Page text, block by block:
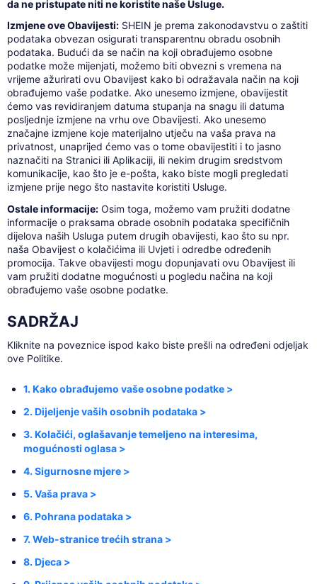
da ne pristupate niti ne koristite naše Usluge.
Izmjene ove Obavijesti:SHEIN je prema zakonodavstvu o zaštiti
podataka obvezan osigurati transparentnu obradu osobnih
podataka. Budući da se način na koji obrađujemo osobne
podatke može mijenjati, možemo biti obvezni s vremena na
vrijeme ažurirati ovu Obavijest kako bi odražavala način na koji
obrađujemo vaše podatke. Ako unesemo izmjene, obavijestit
ćemo vas revidiranjem datuma stupanja na snagu ili datuma
posljednje izmjene na vrhu ove Obavijesti. Ako unesemo
značajne izmjene koje materijalno utječu na vaša prava na
privatnost, unaprijed ćemo vas o tome obavijestiti i to jasno
naznačiti na Stranici ili Aplikaciji, ili nekim drugim sredstvom
komunikacije, kao što je e-pošta, kako biste mogli pregledati
izmjene prije nego što nastavite koristiti Usluge.
Ostale informacije:Osim toga, možemo vam pružiti dodatne
informacije o praksama obrade osobnih podataka specifičnih
dijelova naših Usluga putem drugih obavijesti, kao što su npr.
naša Obavijest o kolačićima ili Uvjeti i odredbe određenih
promocija. Takve obavijesti mogu dopunjavati ovu Obavijest ili
vam pružiti dodatne mogućnosti u pogledu načina na koji
obrađujemo vaše osobne podatke.
SADRŽAJ
Kliknite na poveznice ispod kako biste prešli na određeni odjeljak
ove Politike.
1. Kako obrađujemo vaše osobne podatke >
2. Dijeljenje vaših osobnih podataka >
3. Kolačići, oglašavanje temeljeno na interesima,
mogućnosti oglasa >
4. Sigurnosne mjere >
5. Vaša prava >
6. Pohrana podataka >
7. Web-stranice trećih strana >
8. Djeca >